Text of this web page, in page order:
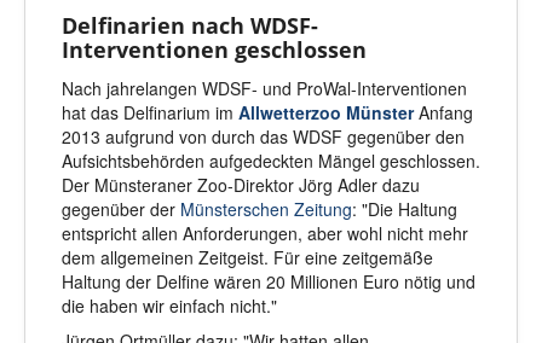
Delfinarien nach WDSF-
Interventionen geschlossen
Nach jahrelangen WDSF- und ProWal-Interventionen
hat das Delfinarium im Allwetterzoo MünsterAnfang
2013 aufgrund von durch das WDSF gegenüber den
Aufsichtsbehörden aufgedeckten Mängel geschlossen.
Der Münsteraner Zoo-Direktor Jörg Adler dazu
gegenüber der Münsterschen Zeitung: "Die Haltung
entspricht allen Anforderungen, aber wohl nicht mehr
dem allgemeinen Zeitgeist. Für eine zeitgemäße
Haltung der Delfine wären 20 Millionen Euro nötig und
die haben wir einfach nicht."